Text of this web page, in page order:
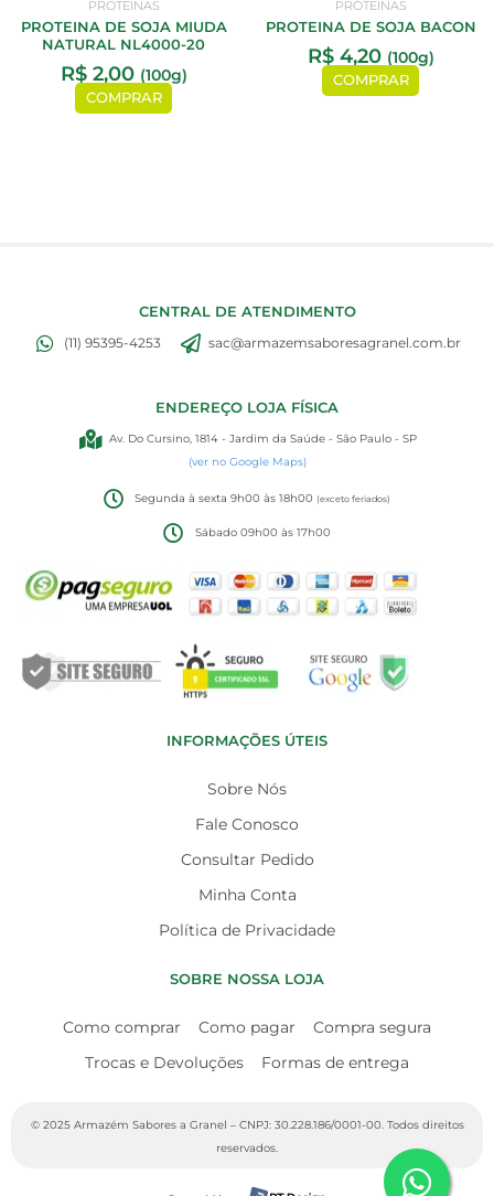
PROTEINAS
PROTEINA DE SOJA MIUDA
NATURAL NL4000-20
R$2,00 (100g)
COMPRAR
PROTEINAS
PROTEINA DE SOJA BACON
R$4,20 (100g)
COMPRAR
CENTRAL DE ATENDIMENTO
(11) 95395-4253 sac@armazemsaboresagranel.com.br
ENDEREÇO LOJA FÍSICA
Av. Do Cursino, 1814 - Jardim da Saúde - São Paulo - SP
(ver no Google Maps)
Segunda à sexta 9h00 às 18h00(exceto feriados)
Sábado 09h00 às 17h00
INFORMAÇÕES ÚTEIS
Sobre Nós
Fale Conosco
Consultar Pedido
Minha Conta
Política de Privacidade
SOBRE NOSSA LOJA
Como comprar Como pagar
Compra segura
Trocas e Devoluções
Formas de entrega
© 2025 Armazém Sabores a Granel – CNPJ: 30.228.186/0001-00. Todos direitos
reservados.